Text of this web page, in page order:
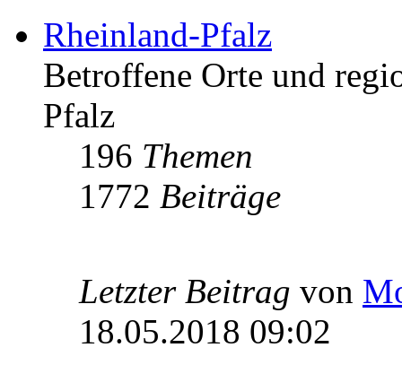
Rheinland-Pfalz
Betroffene Orte und
Pfalz
196 Themen
1772 Beiträge
Letzter Beitrag von
18.05.2018 09:02